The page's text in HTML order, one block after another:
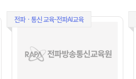
전파ㆍ통신 교육-전파AI교육